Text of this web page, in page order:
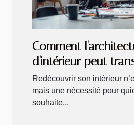
Comment
d'intérieur peut
votre espace de vie
Redécouvrir son intérieur
mais une nécessité pour
souhaite...